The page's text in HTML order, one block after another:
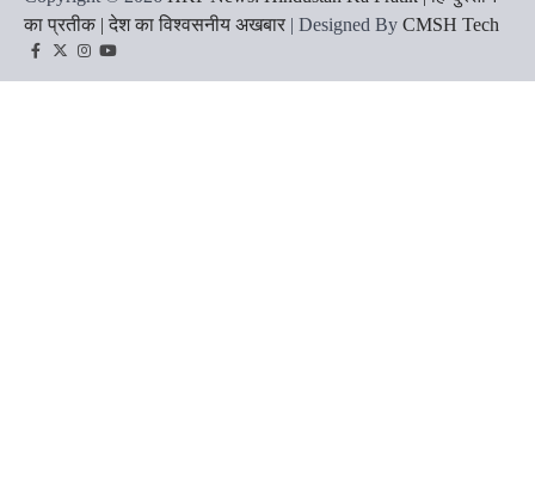
का प्रतीक | देश का विश्वसनीय अखबार | Designed By CMSH Tech
Facebook
TwitterInstagram
YouTube